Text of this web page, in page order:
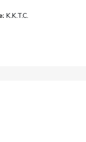
K.K.T.C.